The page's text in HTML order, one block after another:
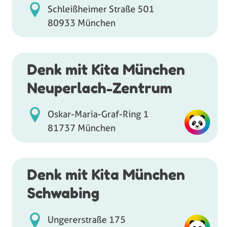
Schleißheimer Straße 501
80933 München
Denk mit Kita München
Neuperlach-Zentrum
Oskar-Maria-Graf-Ring 1
81737 München
Denk mit Kita München
Schwabing
Ungererstraße 175